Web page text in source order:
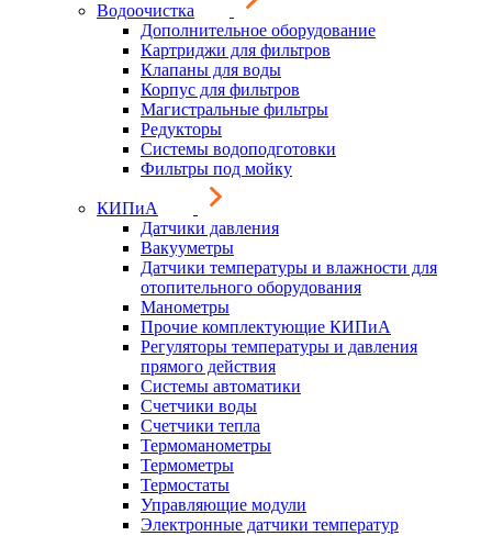
Водоочистка
Дополнительное оборудование
Картриджи для фильтров
Клапаны для воды
Корпус для фильтров
Магистральные фильтры
Редукторы
Системы водоподготовки
Фильтры под мойку
КИПиА
Датчики давления
Вакууметры
Датчики температуры и влажности для
отопительного оборудования
Манометры
Прочие комплектующие КИПиА
Регуляторы температуры и давления
прямого действия
Системы автоматики
Счетчики воды
Счетчики тепла
Термоманометры
Термометры
Термостаты
Управляющие модули
Электронные датчики температур